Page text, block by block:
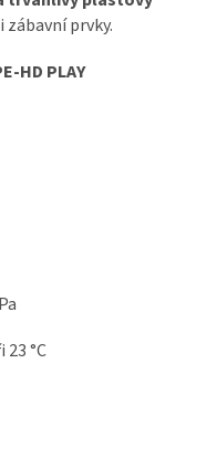
prvky.
HD PLAY
23 °C